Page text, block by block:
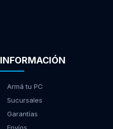
INFORMACIÓN
Armá tu PC
Sucursales
Garantías